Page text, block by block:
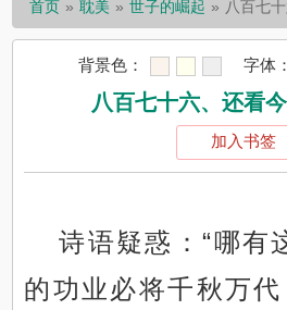
首页 耽美 世子的崛起 八百七
背景色： 字体：
八百七十六、还看
加入书签
诗语疑惑：“哪有
的功业必将千秋万